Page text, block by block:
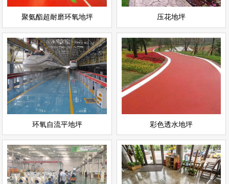
聚氨酯超耐磨环氧地坪 压花地坪
环氧自流平地坪
环氧自流平地坪
环氧地坪
立即询问
彩色透水地坪
彩色透水地坪
运动场地坪
查看详情
立即询问
密封固化剂地坪
耐磨地坪 复古地坪
环氧地坪
查看详情